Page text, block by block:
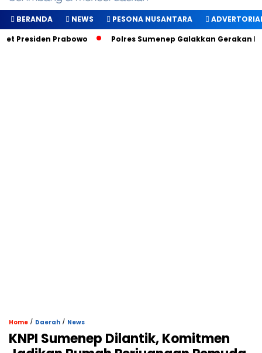
BERANDA NEWS PESONA NUSANTARA
Prabowo
Polres Sumenep Galakkan Gerakan
Home / Daerah / News
KNPI Sumenep Dilantik, Komitmen